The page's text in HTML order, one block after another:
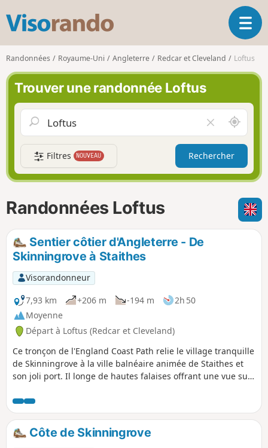
s
o
r
n
d
O
u
v
l
a
i
g
t
i
o
Randonnées Royaume-Uni Angleterre Redcar et Cleveland Loftus
Trouver une randonnée Loftus
i
d
e
r
l
A
u
t
u
r
d
e
m
Filtres NOUVEAU Rechercher
Randonnées Loftus
Sentier côtier d'Angleterre - De
Skinningrove à Staithes
Visorandonneur
7,93 km
+206 m -194 m
2h 50
Moyenne
Départ à Loftus (Redcar et Cleveland)
Ce tronçon de l'England Coast Path relie le village tranquille
de Skinningrove à la ville balnéaire animée de Staithes et
son joli port. Il longe de hautes falaises offrant une vue sur
usine d'alun de Loftus. La première moitié du chemin monte
par des marches et des sentiers herbeux escarpés, certains
assez proches du bord de la falaise.
Côte de Skinningrove